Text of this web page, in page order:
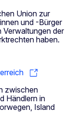
Union zur
und -Bürger
Verwaltungen der
haben.
zwischen
Händlern in
Island